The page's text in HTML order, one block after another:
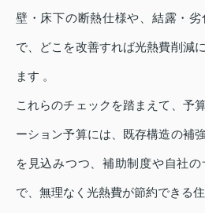
壁・床下の断熱仕様や、結露・
で、どこを改善すれば光熱費削減
ます 。
これらのチェックを踏まえて、予
ーション予算には、既存構造の補
を見込みつつ、補助制度や自社
で、無理なく光熱費が節約できる